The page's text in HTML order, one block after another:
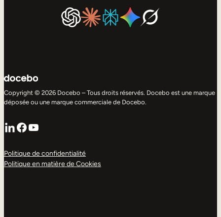
Copyright © 2026 Docebo – Tous droits réservés. Docebo est une marque
déposée ou une marque commerciale de Docebo.
LinkedIn
Facebook
YouTube
Politique de confidentialité
Politique en matière de Cookies